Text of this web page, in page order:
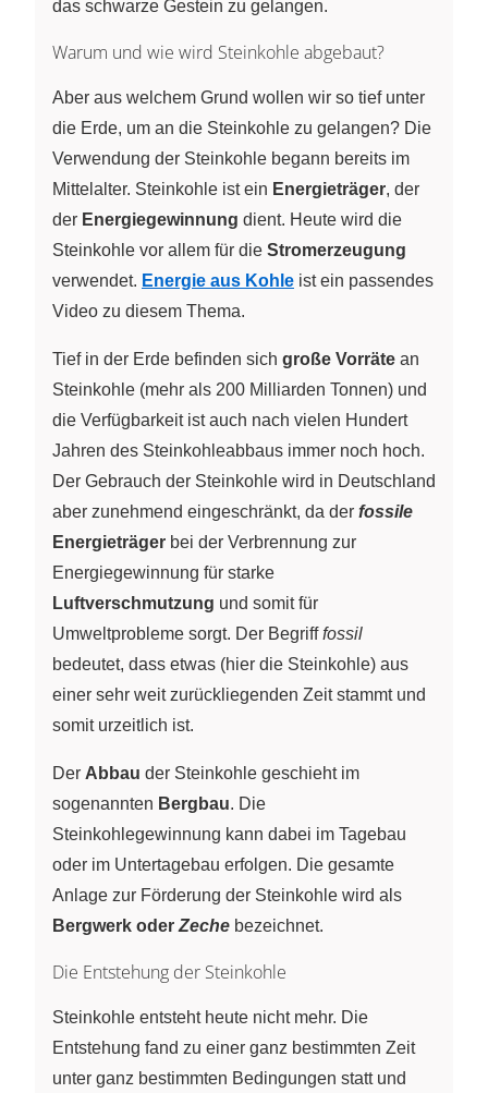
das schwarze Gestein zu gelangen.
Warum und wie wird Steinkohle abgebaut?
Aber aus welchem Grund wollen wir so tief unter
die Erde, um an die Steinkohle zu gelangen? Die
Verwendung der Steinkohle begann bereits im
Mittelalter. Steinkohle ist ein Energieträger, der
der Energiegewinnung dient. Heute wird die
Steinkohle vor allem für die Stromerzeugung
verwendet. Energie aus Kohle ist ein passendes
Video zu diesem Thema.
Tief in der Erde befinden sich große Vorräte an
Steinkohle (mehr als 200 Milliarden Tonnen) und
die Verfügbarkeit ist auch nach vielen Hundert
Jahren des Steinkohleabbaus immer noch hoch.
Der Gebrauch der Steinkohle wird in Deutschland
aber zunehmend eingeschränkt, da der fossile
Energieträger bei der Verbrennung zur
Energiegewinnung für starke
Luftverschmutzung und somit für
Umweltprobleme sorgt. Der Begrifffossil
bedeutet, dass etwas (hier die Steinkohle) aus
einer sehr weit zurückliegenden Zeit stammt und
somit urzeitlich ist.
Der Abbau der Steinkohle geschieht im
sogenannten Bergbau. Die
Steinkohlegewinnung kann dabei im Tagebau
oder im Untertagebau erfolgen. Die gesamte
Anlage zur Förderung der Steinkohle wird als
Bergwerk oder Zeche bezeichnet.
Die Entstehung der Steinkohle
Steinkohle entsteht heute nicht mehr. Die
Entstehung fand zu einer ganz bestimmten Zeit
unter ganz bestimmten Bedingungen statt und